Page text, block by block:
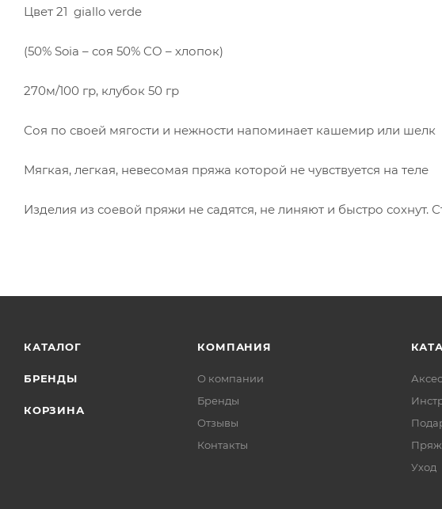
Цвет 21 giallo verde
(50% Soia – соя 50% CO – хлопок)
270м/100 гр, клубок 50 гр
Соя по своей мягости и нежности напоминает кашемир или шелк
Мягкая, легкая, невесомая пряжа которой не чувствуется на теле
Изделия из соевой пряжи не садятся, не линяют и быстро сохнут.
КАТАЛОГ
БРЕНДЫ
КОРЗИНА
КОМПАНИЯ
О компании
Бренды
Отзывы
Контакты
Уход